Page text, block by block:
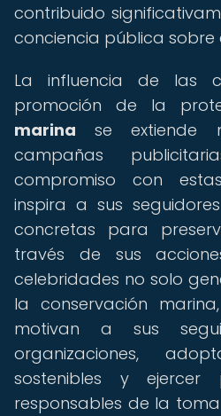
contribuido
conciencia pública sobre
La influencia de las
promoción de la
marina se extiende
campañas
compromiso con
inspira a sus
concretas para
través de sus
celebridades no solo
la conservación
motivan a sus
organizaciones,
sostenibles y ejercer
responsables de la